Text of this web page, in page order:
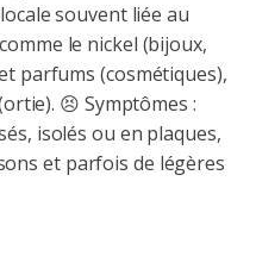
souvent liée au
le nickel (bijoux,
parfums (cosmétiques),
😣 Symptômes :
isolés ou en plaques,
et parfois de légères